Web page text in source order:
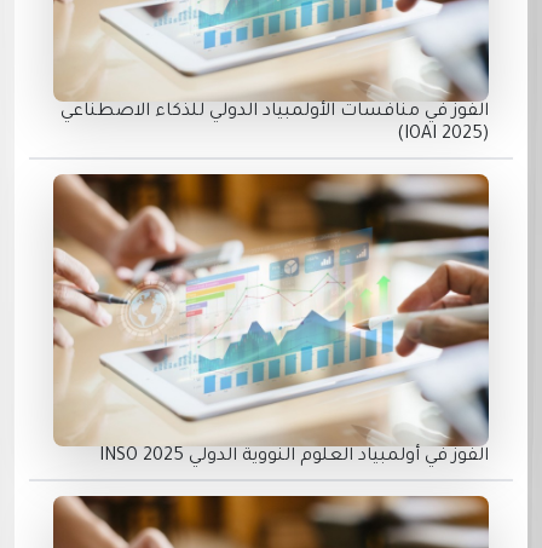
الفوز في منافسات الأولمبياد الدولي للذكاء الاصطناعي
(IOAI 2025)
الفوز في أولمبياد العلوم النووية الدولي INSO 2025